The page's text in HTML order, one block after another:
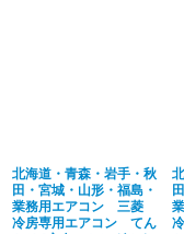
北海道・青森・岩手・秋
田・宮城・山形・福島・
業務用エアコン 三菱
冷房専用エアコン てん